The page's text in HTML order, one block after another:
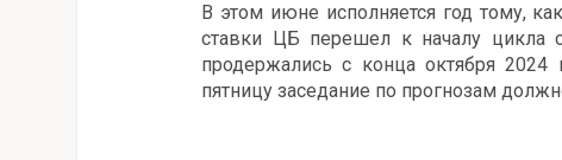
В этом июне исполняется год тому,
ставки ЦБ перешел к началу цикла
продержались с конца октября
пятницу заседание по прогнозам